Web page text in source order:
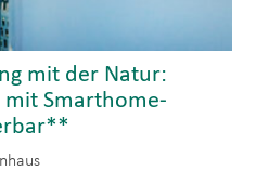
mit der Natur:
mit Smarthome-